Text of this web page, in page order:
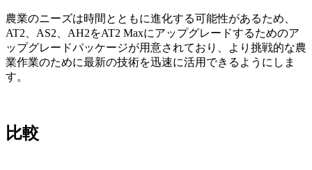
農業のニーズは時間とともに進化する可能性があるため、
AT2、AS2、AH2をAT2 Maxにアップグレードするためのア
ップグレードパッケージが用意されており、より挑戦的な農
業作業のために最新の技術を迅速に活用できるようにしま
す。
比較